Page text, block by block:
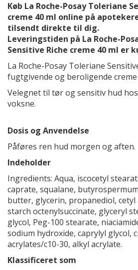
Køb La Roche-Posay Toleriane
creme 40 ml online på
tilsendt direkte til dig.
Leveringstiden på La Roche-
Sensitive Riche creme 40 ml er
La Roche-Posay Toleriane
fugtgivende og beroligende
Velegnet til tør og sensitiv hud
voksne.
Dosis og Anvendelse
Påføres ren hud morgen og aften.
Indeholder
Ingredients: Aqua, iscocetyl
caprate, squalane,
butter, glycerin, propanediol,
starch octenylsuccinate, glyceryl
glycol, Peg-100 stearate,
sodium hydroxide, caprylyl glycol,
acrylates/c10-30, alkyl acrylate.
Klassificeret som